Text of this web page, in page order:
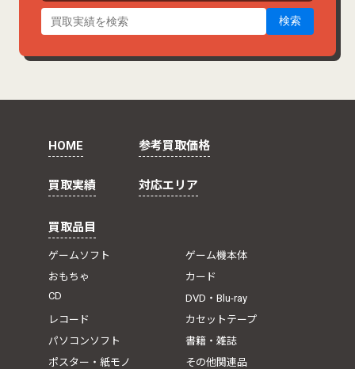
検索
HOME 参考買取価格
買取実績 対応エリア
買取品目
ゲームソフト
ゲーム機本体
おもちゃ
カード
CD
DVD・Blu-ray
レコード
カセットテープ
パソコンソフト
書籍・雑誌
ポスター・紙モノ
その他関連品